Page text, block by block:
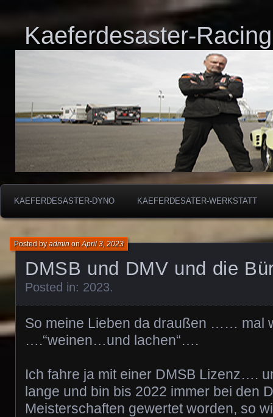
Kaeferdesaster-Racing
KAEFERDESASTER-DYNO KAEFERDESATER-WERKSTATT
DMSB und DMV und die
Posted byadminonApril 3, 2023
Posted in: 2023.
So meine Lieben da draußen …… mal
….“weinen…und lachen“….
Ich fahre ja mit einer DMSB Lizenz….
lange und bin bis 2022 immer bei den
Meisterschaften gewertet worden, so